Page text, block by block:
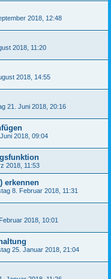
2018, 12:48
2018, 11:20
2018, 14:55
21. Juni 2018, 20:16
2018, 09:04
2018, 11:53
erkennen
8. Februar 2018, 11:31
2018, 10:01
25. Januar 2018, 21:04